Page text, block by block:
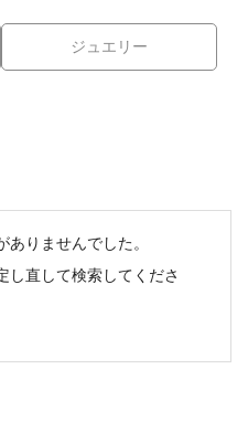
ジュエリー
りませんでした。
し直して検索してくださ